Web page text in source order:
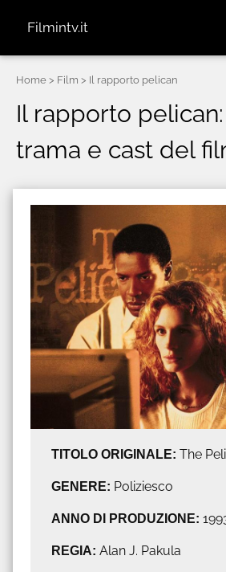
Filmintv.it
Home > Film > Il rapporto pelican
Il rapporto
trama e cast del
TITOLO ORIGINALE: The
GENERE: Poliziesco
ANNO DI PRODUZIONE:
REGIA: Alan J. Pakula